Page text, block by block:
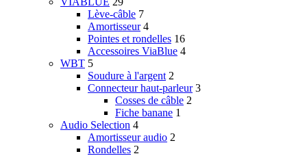
Lève-câble 7
Amortisseur 4
Pointes et rondelles 16
Accessoires ViaBlue 4
WBT 5
Soudure à l'argent 2
Connecteur haut-parleur 3
Cosses de câble 2
Fiche banane 1
Audio Selection 4
Amortisseur audio 2
Rondelles 2